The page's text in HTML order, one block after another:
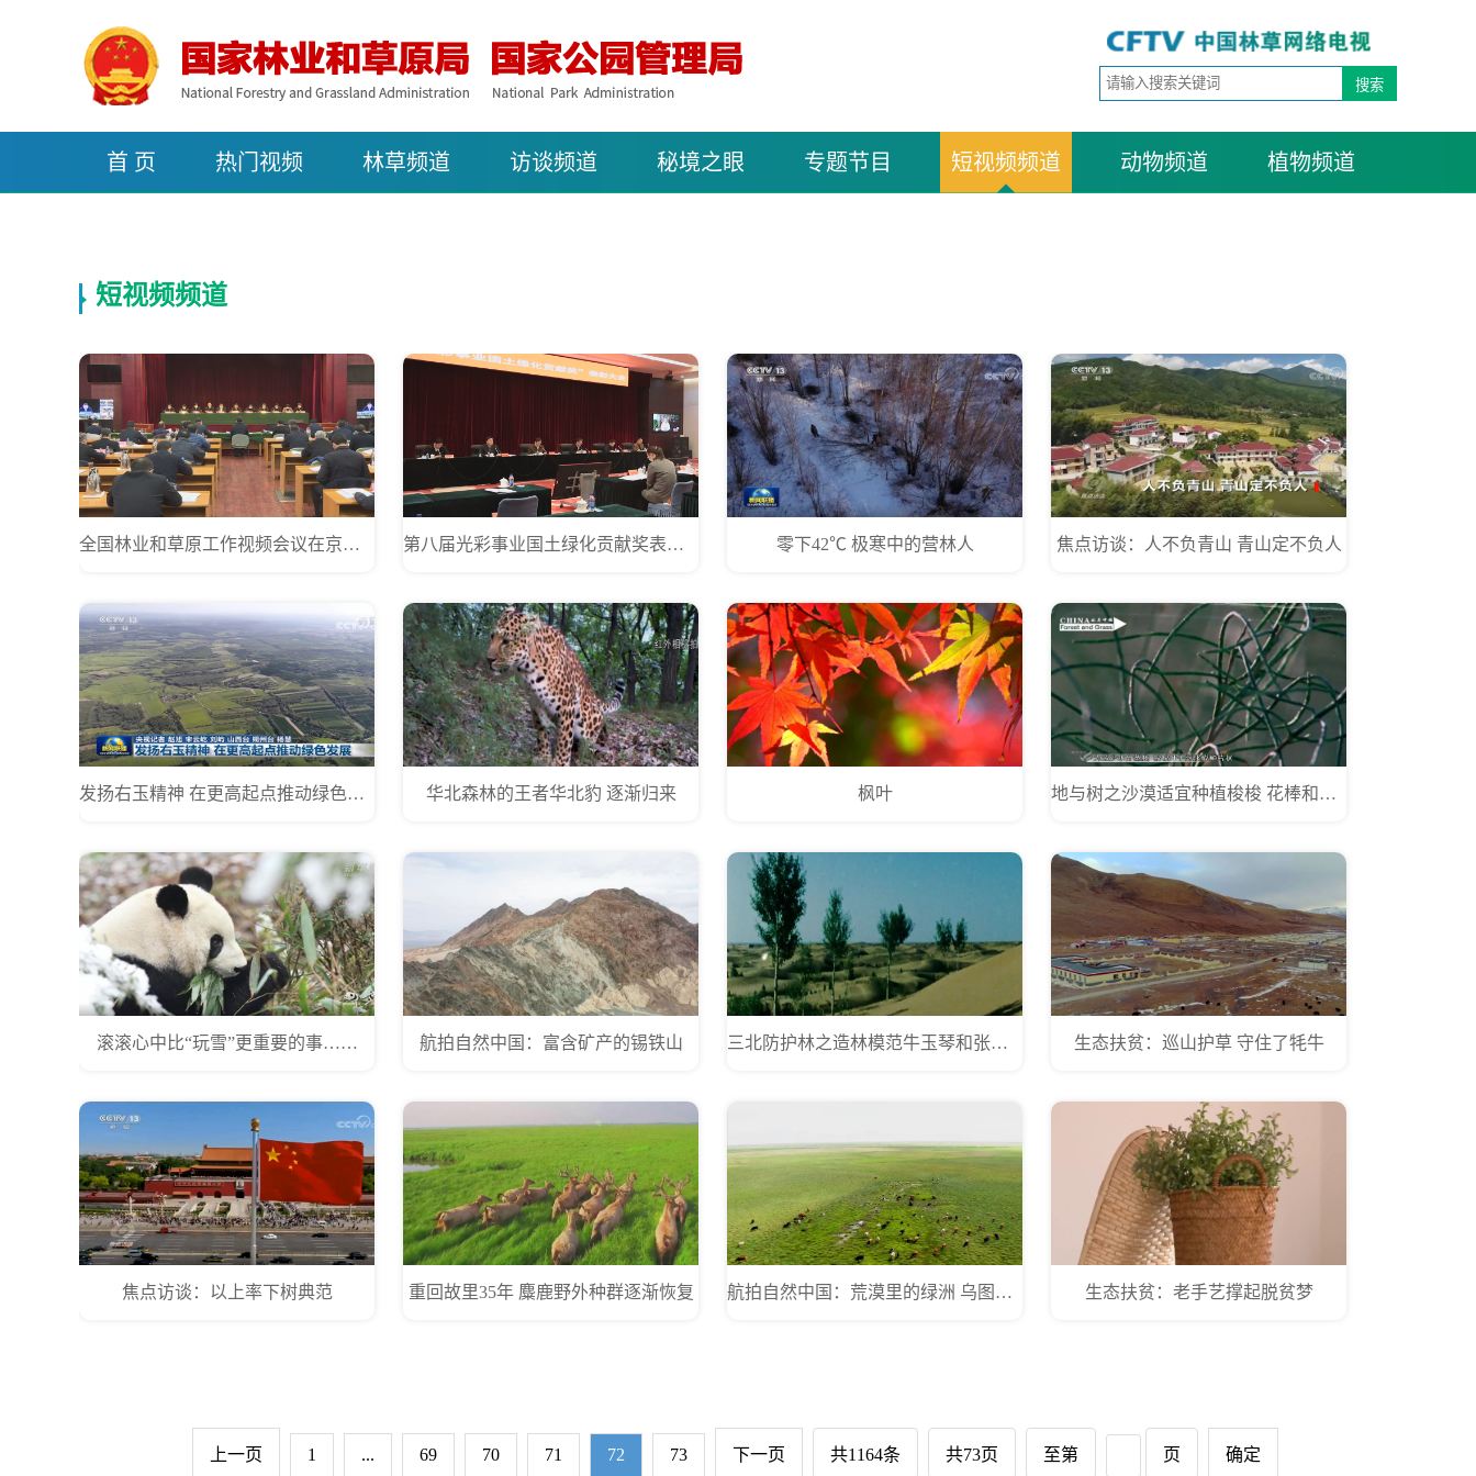
首 页 热门视频 林草频道 访谈频道 秘境之眼 专题节目 短视频频道 动物频道 植物频道
短视频频道
全国林业和草原工作视频会议在京召开 第八届光彩事业国土绿化贡献奖表彰活动在京举行 零下42℃ 极寒中的营林人 焦点访谈：人不负青山 青山定不负人
发扬右玉精神 在更高起点推动绿色发展 华北森林的王者华北豹 逐渐归来 枫叶 地与树之沙漠适宜种植梭梭 花棒和沙拐枣等植物
滚滚心中比“玩雪”更重要的事…… 航拍自然中国：富含矿产的锡铁山 三北防护林之造林模范牛玉琴和张加旺夫妇 生态扶贫：巡山护草 守住了牦牛
焦点访谈：以上率下树典范 重回故里35年 麋鹿野外种群逐渐恢复 航拍自然中国：荒漠里的绿洲 乌图美仁草原 生态扶贫：老手艺撑起脱贫梦
上一页 1 ... 69 70 71 72 73 下一页 共1164条 共73页 至第 页 确定